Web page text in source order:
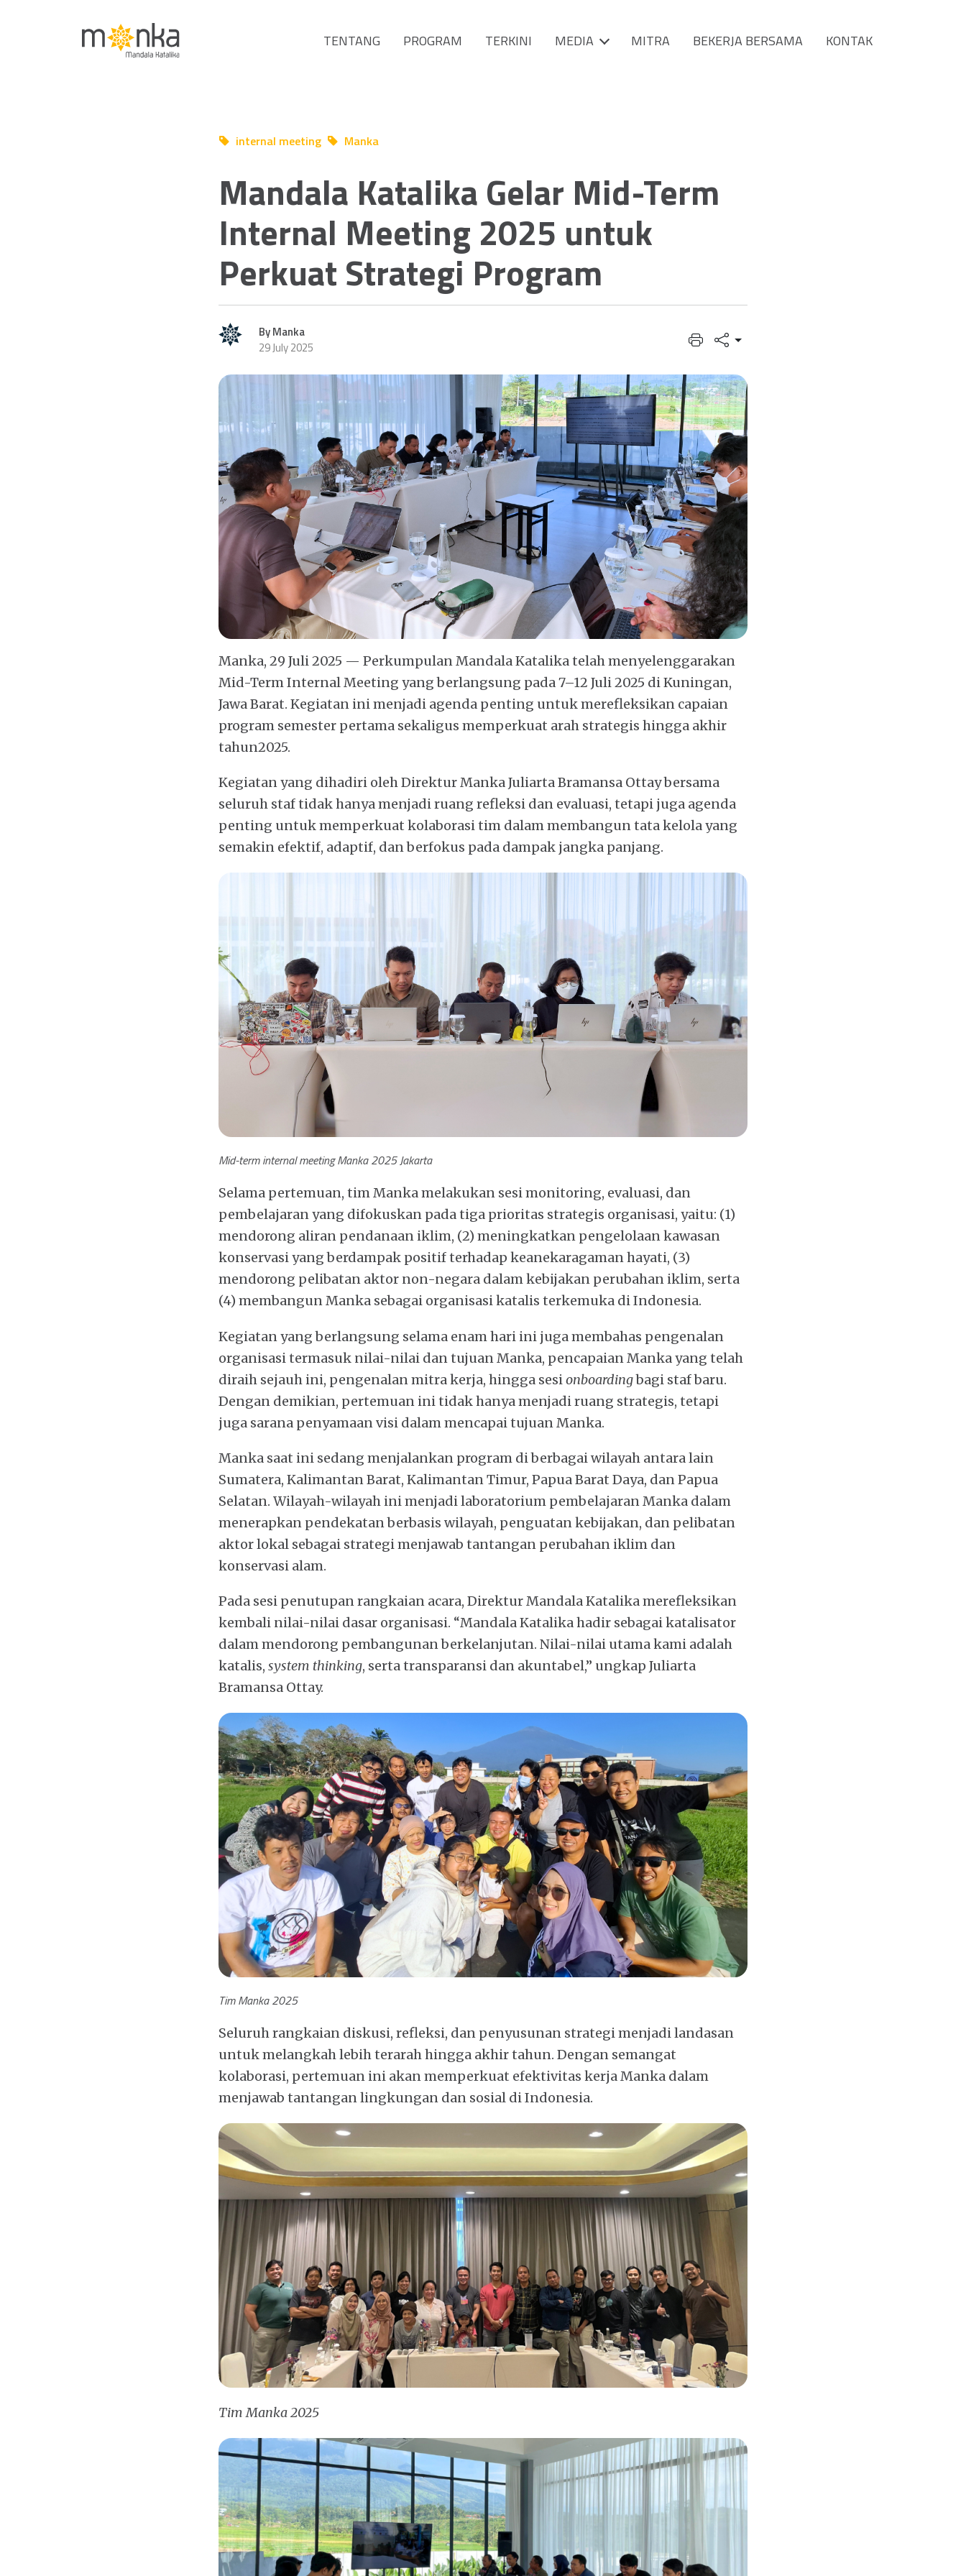
TENTANG PROGRAM TERKINI MEDIA MITRA BEKERJA BERSAMA KONTAK
internal meeting
Manka
Mandala Katalika Gelar Mid-Term
Internal Meeting 2025 untuk
Perkuat Strategi Program
By Manka
29 July 2025
Manka, 29 Juli 2025 — Perkumpulan Mandala Katalika telah menyelenggarakan
Mid-Term Internal Meeting yang berlangsung pada 7–12 Juli 2025 di Kuningan,
Jawa Barat. Kegiatan ini menjadi agenda penting untuk merefleksikan capaian
program semester pertama sekaligus memperkuat arah strategis hingga akhir
tahun2025.
Kegiatan yang dihadiri oleh Direktur Manka Juliarta Bramansa Ottay bersama
seluruh staf tidak hanya menjadi ruang refleksi dan evaluasi, tetapi juga agenda
penting untuk memperkuat kolaborasi tim dalam membangun tata kelola yang
semakin efektif, adaptif, dan berfokus pada dampak jangka panjang.
Mid-term internal meeting Manka 2025 Jakarta
Selama pertemuan, tim Manka melakukan sesi monitoring, evaluasi, dan
pembelajaran yang difokuskan pada tiga prioritas strategis organisasi, yaitu: (1)
mendorong aliran pendanaan iklim, (2) meningkatkan pengelolaan kawasan
konservasi yang berdampak positif terhadap keanekaragaman hayati, (3)
mendorong pelibatan aktor non-negara dalam kebijakan perubahan iklim, serta
(4) membangun Manka sebagai organisasi katalis terkemuka di Indonesia.
Kegiatan yang berlangsung selama enam hari ini juga membahas pengenalan
organisasi termasuk nilai-nilai dan tujuan Manka, pencapaian Manka yang telah
diraih sejauh ini, pengenalan mitra kerja, hingga sesi onboardingbagi staf baru.
Dengan demikian, pertemuan ini tidak hanya menjadi ruang strategis, tetapi
juga sarana penyamaan visi dalam mencapai tujuan Manka.
Manka saat ini sedang menjalankan program di berbagai wilayah antara lain
Sumatera, Kalimantan Barat, Kalimantan Timur, Papua Barat Daya, dan Papua
Selatan. Wilayah-wilayah ini menjadi laboratorium pembelajaran Manka dalam
menerapkan pendekatan berbasis wilayah, penguatan kebijakan, dan pelibatan
aktor lokal sebagai strategi menjawab tantangan perubahan iklim dan
konservasi alam.
Pada sesi penutupan rangkaian acara, Direktur Mandala Katalika merefleksikan
kembali nilai-nilai dasar organisasi. “Mandala Katalika hadir sebagai katalisator
dalam mendorong pembangunan berkelanjutan. Nilai-nilai utama kami adalah
katalis, system thinking, serta transparansi dan akuntabel,” ungkap Juliarta
Bramansa Ottay.
Tim Manka 2025
Seluruh rangkaian diskusi, refleksi, dan penyusunan strategi menjadi landasan
untuk melangkah lebih terarah hingga akhir tahun. Dengan semangat
kolaborasi, pertemuan ini akan memperkuat efektivitas kerja Manka dalam
menjawab tantangan lingkungan dan sosial di Indonesia.
Tim Manka 2025